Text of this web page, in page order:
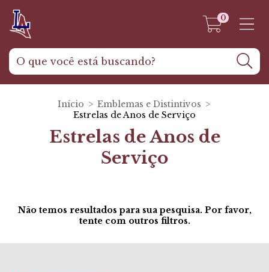
0
Início > Emblemas e Distintivos >
Estrelas de Anos de Serviço
Estrelas de Anos de
Serviço
Não temos resultados para sua pesquisa. Por favor,
tente com outros filtros.